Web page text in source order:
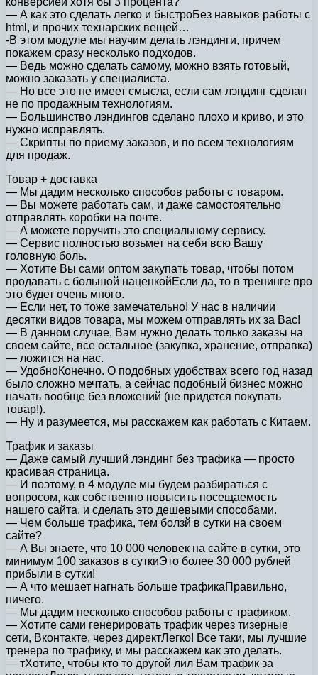
— А как это сделать легко и быстроБез навыков работы с
html, и прочих технарских вещей…
-В этом модуле мы научим делать лэндинги, причем
покажем сразу несколько подходов.
— Ведь можно сделать самому, можно взять готовый,
можно заказать у специалиста.
— Но все это не имеет смысла, если сам лэндинг сделан
не по продажным технологиям.
— Большинство лэндингов сделано плохо и криво, и это
нужно исправлять.
— Скрипты по приему заказов, и по всем технологиям
для продаж.
Товар + доставка
— Мы дадим несколько способов работы с товаром.
— Вы можете работать сам, и даже самостоятельно
отправлять коробки на почте.
— А можете поручить это специальному сервису.
— Сервис полностью возьмет на себя всю Вашу
головную боль.
— Хотите Вы сами оптом закупать товар, чтобы потом
продавать с большой наценкойЕсли да, то в тренинге про
это будет очень много.
— Если нет, то тоже замечательно! У нас в наличии
десятки видов товара, мы можем отправлять их за Вас!
— В данном случае, Вам нужно делать только заказы на
своем сайте, все остальное (закупка, хранение, отправка)
— ложится на нас.
— УдобноКонечно. О подобных удобствах всего год назад
было сложно мечтать, а сейчас подобный бизнес можно
начать вообще без вложений (не придется покупать
товар!).
— Ну и разумеется, мы расскажем как работать с Китаем.
Трафик и заказы
— Даже самый лучший лэндинг без трафика — просто
красивая страница.
— И поэтому, в 4 модуле мы будем разбираться с
вопросом, как собственно повысить посещаемость
нашего сайта, и сделать это дешевыми способами.
— Чем больше трафика, тем болзй в сутки на своем
сайте?
— А Вы знаете, что 10 000 человек на сайте в сутки, это
минимум 100 заказов в суткиЭто более 30 000 рублей
прибыли в сутки!
— А что мешает нагнать больше трафикаПравильно,
ничего.
— Мы дадим несколько способов работы с трафиком.
— Хотите сами генерировать трафик через тизерные
сети, Вконтакте, через директЛегко! Все таки, мы лучшие
тренера по трафику, и мы расскажем как это делать.
— тХотите, чтобы кто то другой лил Вам трафик за